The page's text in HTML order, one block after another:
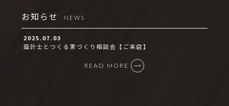
お知らせ NEWS
2025.07.03
設計士とつくる家づくり相談会【ご来店】
READ MORE